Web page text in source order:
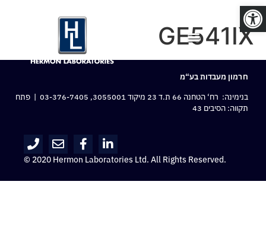
פתח סרגל נגישות
GE541IX
חרמון מעבדות בע“מ
בנימינה: רח‘ הטחנה 66 ת.ד 23 מיקוד 3055001,
03-376-7405 | פתח
תקווה: הסיבים 43
© 2020 Hermon Laboratories Ltd. All Rights Reserved.